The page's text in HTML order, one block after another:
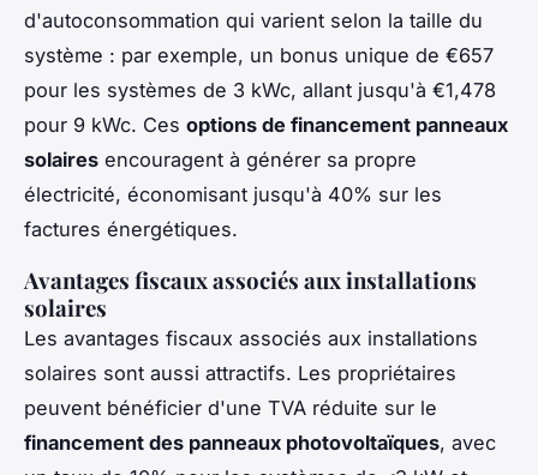
d'autoconsommation qui varient selon la taille du
système : par exemple, un bonus unique de €657
pour les systèmes de 3 kWc, allant jusqu'à €1,478
pour 9 kWc. Ces options de financement panneaux
solaires encouragent à générer sa propre
électricité, économisant jusqu'à 40% sur les
factures énergétiques.
Avantages fiscaux associés aux installations
solaires
Les avantages fiscaux associés aux installations
solaires sont aussi attractifs. Les propriétaires
peuvent bénéficier d'une TVA réduite sur le
financement des panneaux photovoltaïques, avec